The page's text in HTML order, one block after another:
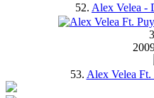
52. Alex Velea -
53. Alex Velea Ft.